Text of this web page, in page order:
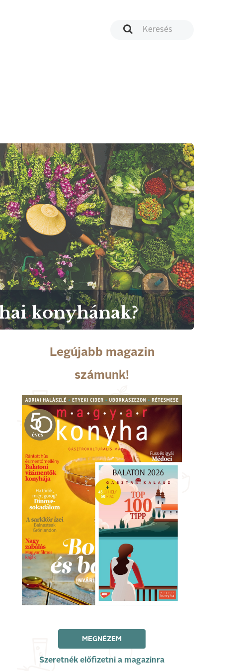
konyhának?
Legújabb magazin
számunk!
MEGNÉZEM
Szeretnék előfizetni a magazinra